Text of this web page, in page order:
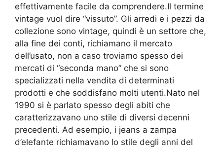
effettivamente facile da comprendere.Il termine
vintage vuol dire “vissuto”. Gli arredi e i pezzi da
collezione sono vintage, quindi è un settore che,
alla fine dei conti, richiamano il mercato
dell’usato, non a caso troviamo spesso dei
mercati di “seconda mano” che si sono
specializzati nella vendita di determinati
prodotti e che soddisfano molti utenti.Nato nel
1990 si è parlato spesso degli abiti che
caratterizzavano uno stile di diversi decenni
precedenti. Ad esempio, i jeans a zampa
d’elefante richiamavano lo stile degli anni del